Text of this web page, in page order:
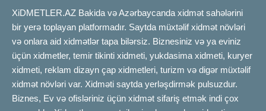
XiDMETLER.AZ Bakida və Azərbaycanda xidmət sahələrini
bir yerə toplayan platformadır. Saytda müxtəlif xidmət növləri
və onlara aid xidmətlər tapa bilərsiz. Biznesiniz və ya eviniz
üçün xidmetler, temir tikinti xidmeti, yukdasima xidmeti, kuryer
xidmeti, reklam dizayn çap xidmetleri, turizm və digər müxtəlif
xidmət növləri var. Xidməti saytda yerləşdirmək pulsuzdur.
Biznes, Ev və ofisləriniz üçün xidmət sifariş etmək indi çox